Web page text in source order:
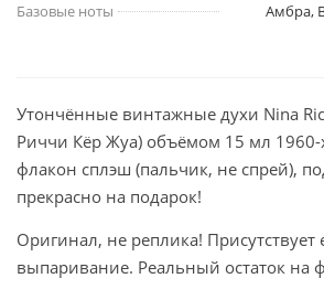
Базовые ноты
Амбра,
Утончённые винтажные духи Nina
Риччи Кёр Жуа) объёмом 15 мл 1960-
флакон сплэш (пальчик, не спрей),
прекрасно на подарок!
Оригинал, не реплика! Присутствует
выпаривание. Реальный остаток на